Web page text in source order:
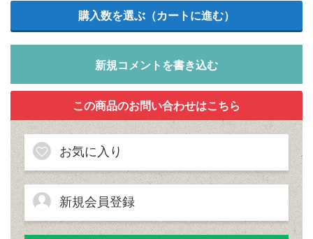
新規コメントを書き込む
お気に入り
新規会員登録